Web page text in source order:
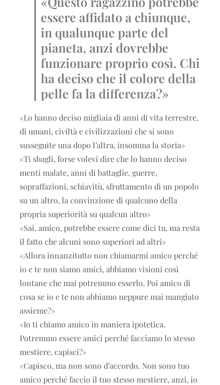
essere affidato a chiunque,
in qualunque parte del
pianeta, anzi dovrebbe
funzionare proprio così. Chi
ha deciso che il colore della
pelle fa la differenza?»
«Lo hanno deciso migliaia di anni di vita terrestre,
di umani, civiltà e civilizzazioni che si sono
susseguite una dopo l’altra, insomma la storia»
«Ti sbagli, forse volevi dire che lo hanno deciso
menti malate, anni di battaglie, guerre,
sopraffazioni, schiavitù, sfruttamento di un popolo
su un altro, la convinzione di qualcuno della
propria superiorità su qualcun altro»
«Sai, amico, potrebbe essere come dici tu, ma resta
il fatto che alcuni sono superiori ad altri»
«Allora innanzitutto non chiamarmi amico perché
io e te non siamo amici, abbiamo visioni così
lontane che mai potremmo esserlo. Poi amico di
cosa se io e te non abbiamo neppure mai mangiato
assieme?»
«Io ti chiamo amico in maniera ipotetica.
Potremmo essere amici perché facciamo lo stesso
mestiere, capisci?»
«Capisco, ma non sono d’accordo. Non sono tuo
amico perché faccio il tuo stesso mestiere, anzi, io